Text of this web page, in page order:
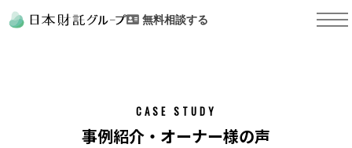
無料相談する
CASE STUDY
事例紹介・オーナー様の声